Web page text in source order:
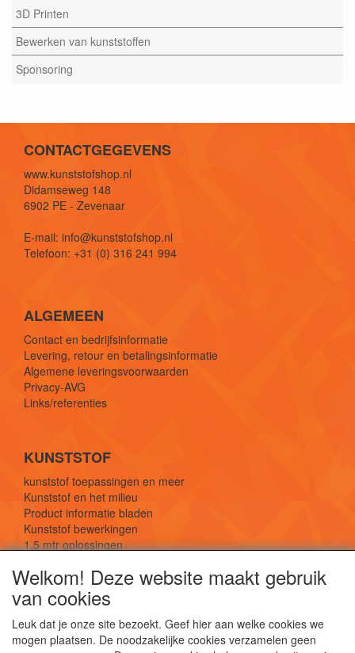
3D Printen
Bewerken van kunststoffen
Sponsoring
CONTACTGEGEVENS
www.kunststofshop.nl
Didamseweg 148
6902 PE - Zevenaar
E-mail: info@kunststofshop.nl
Telefoon: +31 (0) 316 241 994
ALGEMEEN
Contact en bedrijfsinformatie
Levering, retour en betalingsinformatie
Algemene leveringsvoorwaarden
Privacy-AVG
Links/referenties
KUNSTSTOF
kunststof toepassingen en meer
Kunststof en het milieu
Product informatie bladen
Kunststof bewerkingen
1,5 mtr oplossingen
SOCIALE MEDIA
Welkom! Deze website maakt gebruik
van cookies
Leuk dat je onze site bezoekt. Geef hier aan welke cookies we
mogen plaatsen. De noodzakelijke cookies verzamelen geen